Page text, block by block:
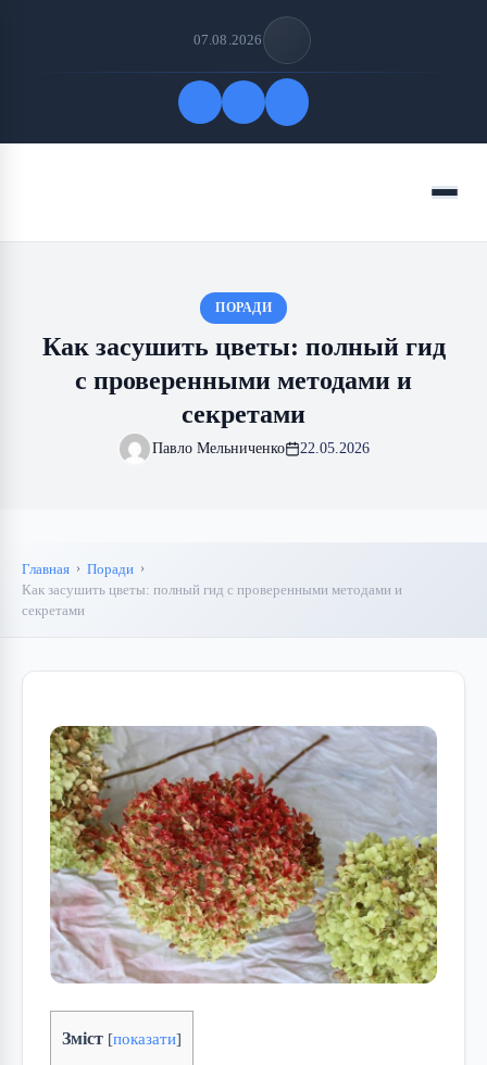
07.08.2026
Меню
ПОРАДИ
Как засушить цветы: полный гид
с проверенными методами и
секретами
Павло Мельниченко 22.05.2026
Главная
Поради
Как засушить цветы: полный гид с проверенными методами и
секретами
Зміст [показати]